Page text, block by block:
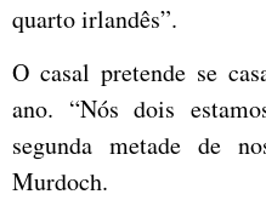
quarto irlandês”.
O casal pretende se
ano. “Nós dois
segunda metade de
Murdoch.